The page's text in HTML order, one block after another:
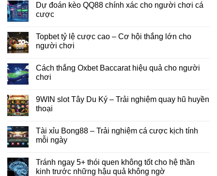
Dự đoán kèo QQ88 chính xác cho người chơi cá
cược
Topbet tỷ lệ cược cao – Cơ hội thắng lớn cho
người chơi
Cách thắng Oxbet Baccarat hiệu quả cho người
chơi
9WIN slot Tây Du Ký – Trải nghiệm quay hũ huyền
thoại
Tài xỉu Bong88 – Trải nghiệm cá cược kịch tính
mỗi ngày
Tránh ngay 5+ thói quen không tốt cho hệ thần
kinh trước những hậu quả không ngờ